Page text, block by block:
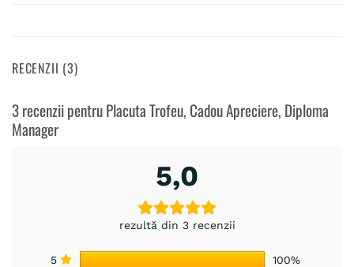
RECENZII (3)
3 recenzii pentruPlacuta Trofeu, Cadou Apreciere, Diploma
Manager
5,0
rezultă din 3 recenzii
5
100%